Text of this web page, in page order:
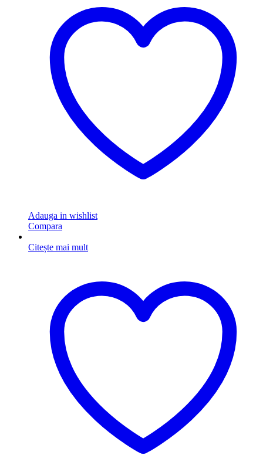
Adauga in wishlist
Compara
Citește mai mult